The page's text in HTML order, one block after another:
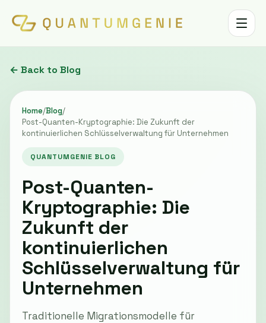
Toggle
← Back to Blog
Home/Blog/
Post-Quanten-Kryptographie: Die Zukunft der
kontinuierlichen Schlüsselverwaltung für Unternehmen
QUANTUMGENIE BLOG
Post-Quanten-
Kryptographie: Die
Zukunft der
kontinuierlichen
Schlüsselverwaltung für
Unternehmen
Traditionelle Migrationsmodelle für